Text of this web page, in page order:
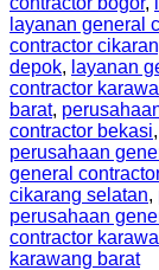
layanan general
contractor
depok, layanan
contractor
barat,
contractor bekasi,
perusahaan
general
cikarang selatan,
perusahaan
contractor
karawang barat